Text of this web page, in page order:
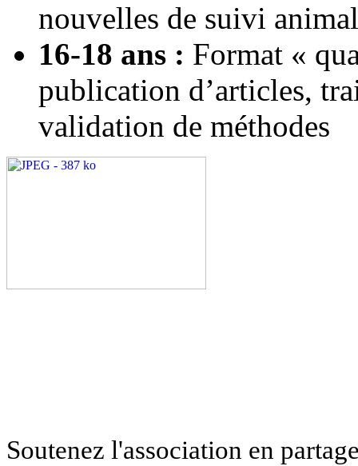
nouvelles de suivi
16-18 ans : Format «
publication d’articles,
validation de méthodes
Soutenez l'association en